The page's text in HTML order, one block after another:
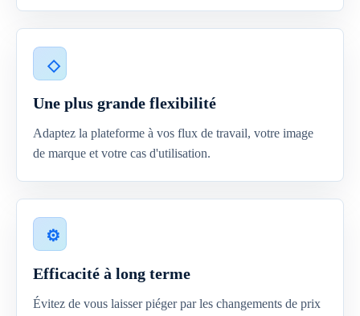
Une plus grande flexibilité
Adaptez la plateforme à vos flux de travail, votre image
de marque et votre cas d'utilisation.
Efficacité à long terme
Évitez de vous laisser piéger par les changements de prix